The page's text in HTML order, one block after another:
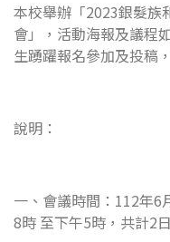
本校舉辦「2023銀髮族
會」，活動海報及議程
生踴躍報名參加及投稿
說明：
一、會議時間：112年
8時 至下午5時，共計2